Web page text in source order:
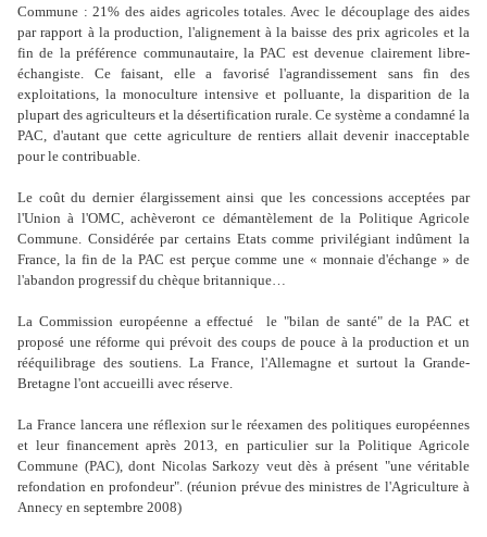
Commune : 21% des aides agricoles totales. Avec le découplage des aides
par rapport à la production, l'alignement à la baisse des prix agricoles et la
fin de la préférence communautaire, la PAC est devenue clairement libre-
échangiste. Ce faisant, elle a favorisé l'agrandissement sans fin des
exploitations, la monoculture intensive et polluante, la disparition de la
plupart des agriculteurs et la désertification rurale. Ce système a condamné la
PAC, d'autant que cette agriculture de rentiers allait devenir inacceptable
pour le contribuable.
Le coût du dernier élargissement ainsi que les concessions acceptées par
l'Union à l'OMC, achèveront ce démantèlement de la Politique Agricole
Commune. Considérée par certains Etats comme privilégiant indûment la
France, la fin de la PAC est perçue comme une « monnaie d'échange » de
l'abandon progressif du chèque britannique…
La Commission européenne a effectué le "bilan de santé" de la PAC et
proposé une réforme qui prévoit des coups de pouce à la production et un
rééquilibrage des soutiens. La France, l'Allemagne et surtout la Grande-
Bretagne l'ont accueilli avec réserve.
La France lancera une réflexion sur le réexamen des politiques européennes
et leur financement après 2013, en particulier sur la Politique Agricole
Commune (PAC), dont Nicolas Sarkozy veut dès à présent "une véritable
refondation en profondeur". (réunion prévue des ministres de l'Agriculture à
Annecy en septembre 2008)